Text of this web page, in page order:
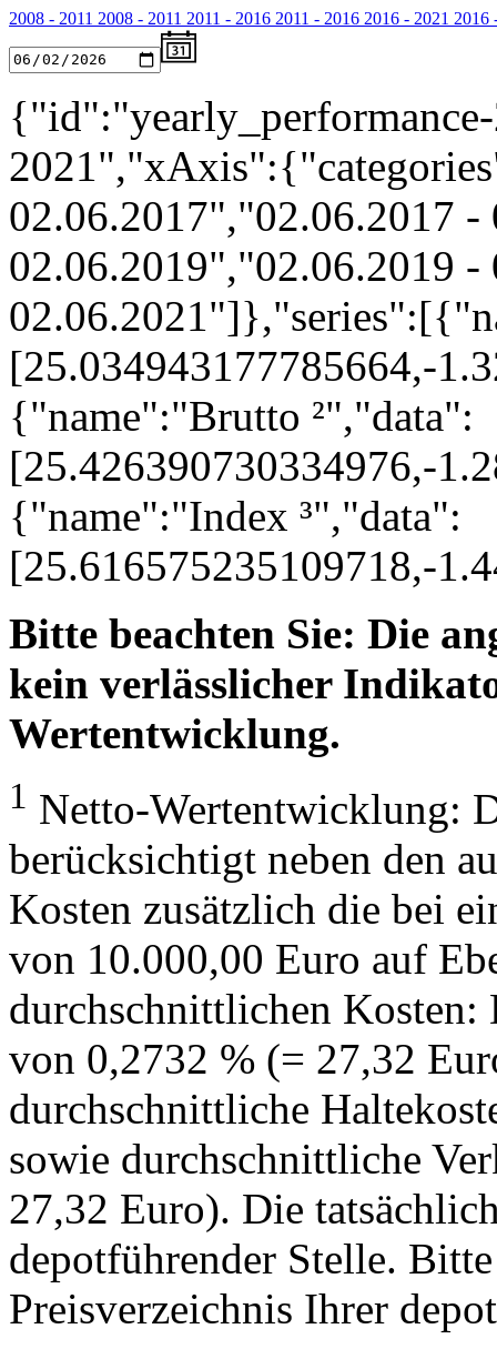
2008 - 2011 2008 - 2011 2011 - 2016 2011 - 2016 2016 - 2021 2016
02.06.2017","02.06.2017
02.06.2019","02.06.2019
[25.034943177785664,-
{"name":"Brutto ²","data":
[25.426390730334976,-
{"name":"Index ³","data":
[25.616575235109718,-
Bitte beachten Sie: Die
kein verlässlicher
Wertentwicklung.
1 Netto-Wertentwicklung:
berücksichtigt neben den
Kosten zusätzlich die bei
von 10.000,00 Euro auf
durchschnittlichen
von 0,2732 % (= 27,32
durchschnittliche
sowie durchschnittliche
27,32 Euro). Die
depotführender Stelle.
Preisverzeichnis Ihrer